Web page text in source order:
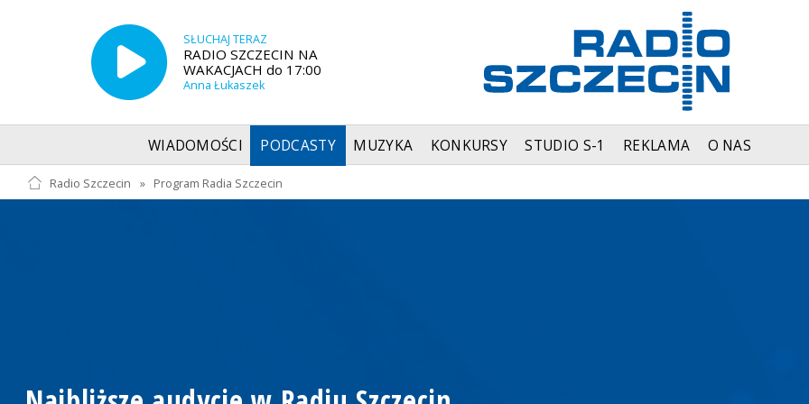
SŁUCHAJ TERAZ
RADIO SZCZECIN NA
WAKACJACH do 17:00
Anna Łukaszek
WIADOMOŚCI PODCASTY MUZYKA KONKURSY STUDIO S-1 REKLAMA O NAS
Radio Szczecin » Program Radia Szczecin